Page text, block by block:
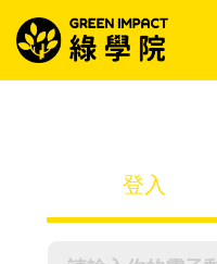
登入